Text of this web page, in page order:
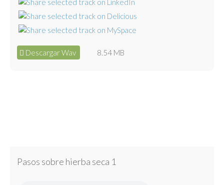
Descargar Wav 8.54 MB
Pasos sobre hierba seca 1